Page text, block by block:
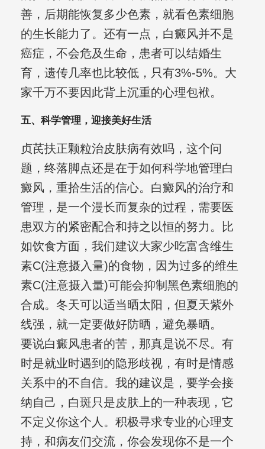
善，后期能恢复多少色素，就看色素细胞
的生长能力了。还有一点，白癜风并不是
癌症，不会危及生命，患者可以结婚生
育，遗传几率也比较低，只有3%-5%。大
家千万不要因此背上沉重的心理包袱。
五、科学管理，迎接美好生活
贞芪扶正颗粒治皮肤病有效吗，这个问
题，终落脚点还是在于如何科学地管理白
癜风，重拾生活的信心。白癜风的治疗和
管理，是一个漫长而复杂的过程，需要医
患双方的紧密配合和持之以恒的努力。比
如饮食方面，我们建议大家少吃富含维生
素C(注意摄入量)的食物，因为过多的维生
素C(注意摄入量)可能会抑制黑色素细胞的
合成。冬天可以适当晒太阳，但夏天紫外
线强，就一定要做好防晒，避免暴晒。
要说白癜风患者的苦，那真是说不尽。有
时是就业时遇到的隐形歧视，有时是情感
关系中的不自信。我的建议是，要学会接
纳自己，白斑只是皮肤上的一种表现，它
不定义你这个人。积极寻求专业的心理支
持，和病友们交流，你会发现你不是一个